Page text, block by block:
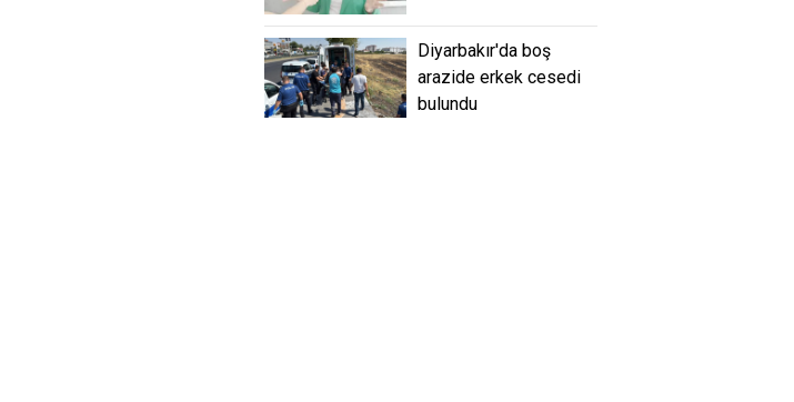
Diyarbakır'da boş
arazide erkek cesedi
bulundu